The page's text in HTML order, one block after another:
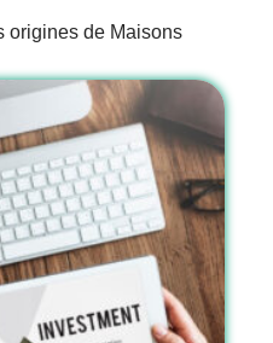
origines de Maisons